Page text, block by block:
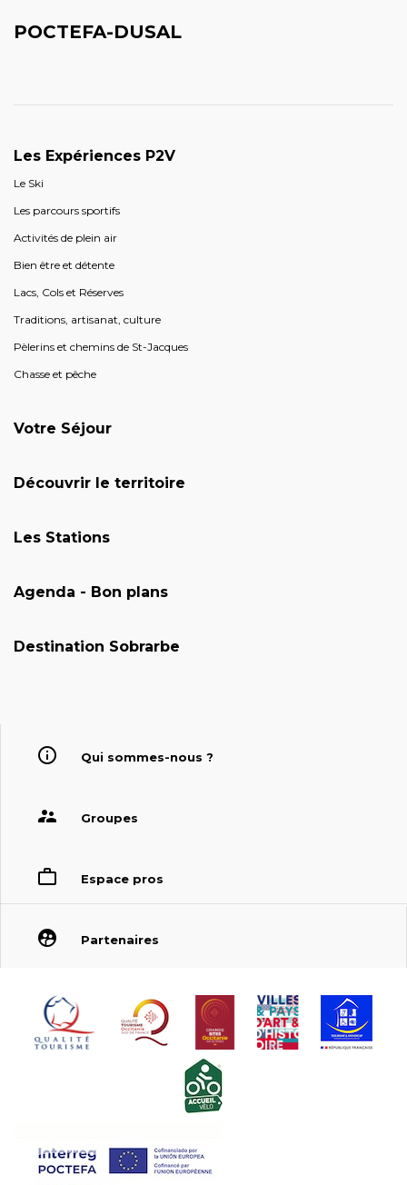
POCTEFA-DUSAL
Les Expériences P2V
Le Ski
Les parcours sportifs
Activités de plein air
Bien être et détente
Lacs, Cols et Réserves
Traditions, artisanat, culture
Pèlerins et chemins de St-Jacques
Chasse et pêche
Votre Séjour
Découvrir le territoire
Les Stations
Agenda - Bon plans
Destination Sobrarbe
Qui sommes-nous ?
Groupes
Espace pros
Partenaires